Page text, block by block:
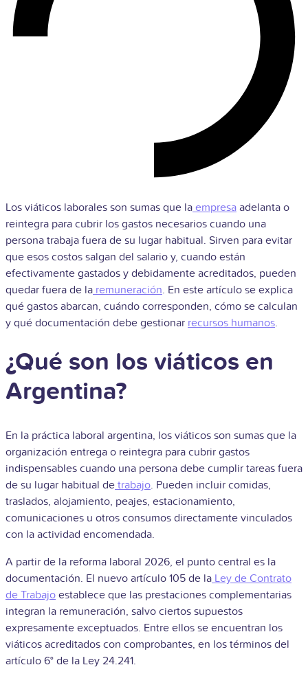
Los viáticos laborales son sumas que la empresa adelanta o
reintegra para cubrir los gastos necesarios cuando una
persona trabaja fuera de su lugar habitual. Sirven para evitar
que esos costos salgan del salario y, cuando están
efectivamente gastados y debidamente acreditados, pueden
quedar fuera de la remuneración. En este artículo se explica
qué gastos abarcan, cuándo corresponden, cómo se calculan
y qué documentación debe gestionar recursos humanos.
¿Qué son los viáticos en
Argentina?
En la práctica laboral argentina, los viáticos son sumas que la
organización entrega o reintegra para cubrir gastos
indispensables cuando una persona debe cumplir tareas fuera
de su lugar habitual de trabajo. Pueden incluir comidas,
traslados, alojamiento, peajes, estacionamiento,
comunicaciones u otros consumos directamente vinculados
con la actividad encomendada.
A partir de la reforma laboral 2026, el punto central es la
documentación. El nuevo artículo 105 de la Ley de Contrato
de Trabajo establece que las prestaciones complementarias
integran la remuneración, salvo ciertos supuestos
expresamente exceptuados. Entre ellos se encuentran los
viáticos acreditados con comprobantes, en los términos del
artículo 6° de la Ley 24.241.